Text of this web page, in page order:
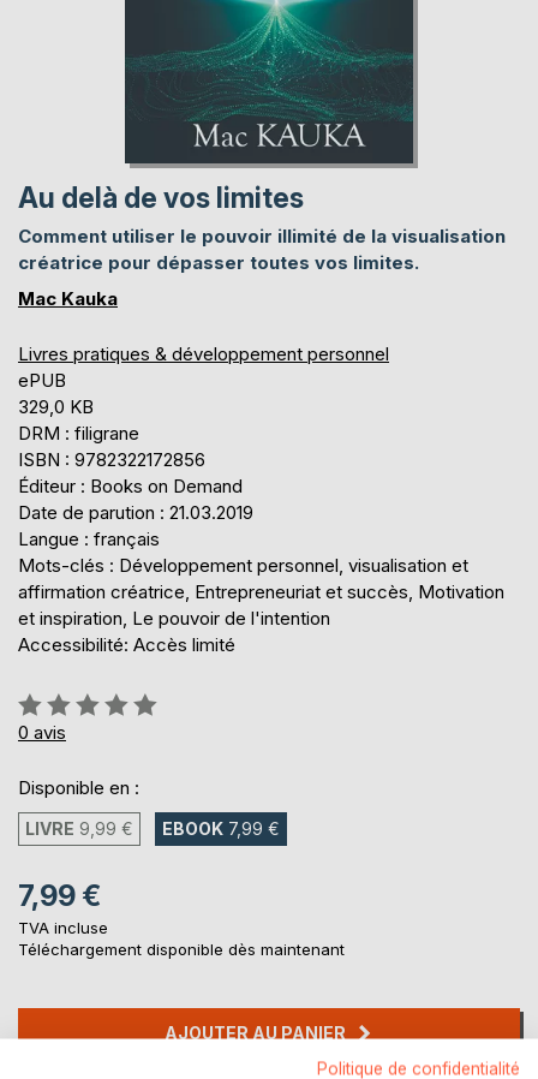
Au delà de vos limites
Comment utiliser le pouvoir illimité de la visualisation
créatrice pour dépasser toutes vos limites.
Mac Kauka
Livres pratiques & développement personnel
ePUB
329,0 KB
DRM : filigrane
ISBN : 9782322172856
Éditeur : Books on Demand
Date de parution : 21.03.2019
Langue : français
Mots-clés : Développement personnel, visualisation et
affirmation créatrice, Entrepreneuriat et succès, Motivation
et inspiration, Le pouvoir de l'intention
Accessibilité: Accès limité
Évaluation:
0%
0 avis
Disponible en :
LIVRE 9,99 € EBOOK 7,99 €
7,99 €
TVA incluse
Téléchargement disponible dès maintenant
AJOUTER AU PANIER
Politique de confidentialité